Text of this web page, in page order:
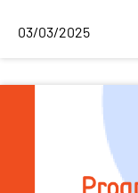
03/03/2025